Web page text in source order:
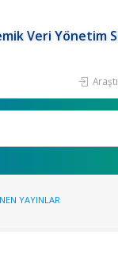
Veri Yönetim
YAYINLAR